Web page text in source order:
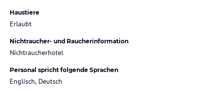
Haustiere
Erlaubt
Nichtraucher- und Raucherinformation
Nichtraucherhotel
Personal spricht folgende Sprachen
Englisch, Deutsch